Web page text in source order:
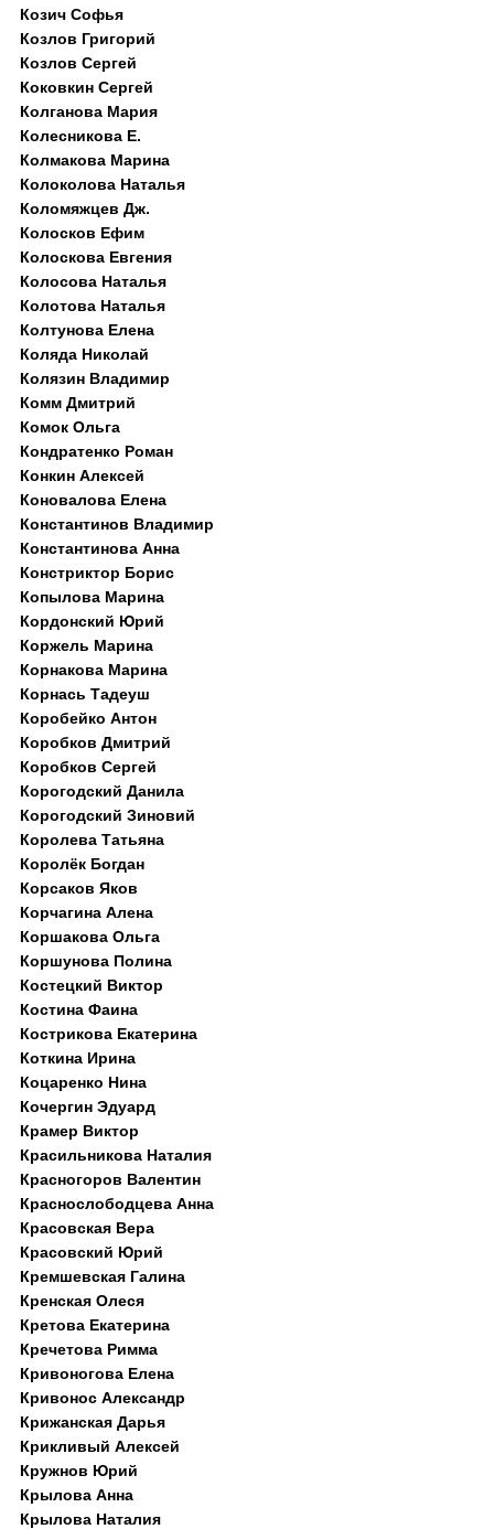
Козич Софья
Козлов Григорий
Козлов Сергей
Коковкин Сергей
Колганова Мария
Колесникова Е.
Колмакова Марина
Колоколова Наталья
Коломяжцев Дж.
Колосков Ефим
Колоскова Евгения
Колосова Наталья
Колотова Наталья
Колтунова Елена
Коляда Николай
Колязин Владимир
Комм Дмитрий
Комок Ольга
Кондратенко Роман
Конкин Алексей
Коновалова Елена
Константинов Владимир
Константинова Анна
Констриктор Борис
Копылова Марина
Кордонский Юрий
Коржель Марина
Корнакова Марина
Корнась Тадеуш
Коробейко Антон
Коробков Дмитрий
Коробков Сергей
Корогодский Данила
Корогодский Зиновий
Королева Татьяна
Королёк Богдан
Корсаков Яков
Корчагина Алена
Коршакова Ольга
Коршунова Полина
Костецкий Виктор
Костина Фаина
Кострикова Екатерина
Коткина Ирина
Коцаренко Нина
Кочергин Эдуард
Крамер Виктор
Красильникова Наталия
Красногоров Валентин
Краснослободцева Анна
Красовская Вера
Красовский Юрий
Кремшевская Галина
Кренская Олеся
Кретова Екатерина
Кречетова Римма
Кривоногова Елена
Кривонос Александр
Крижанская Дарья
Крикливый Алексей
Кружнов Юрий
Крылова Анна
Крылова Наталия